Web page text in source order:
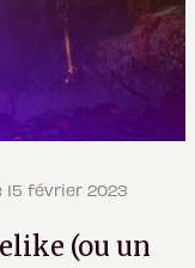
15 février 2023
(ou un